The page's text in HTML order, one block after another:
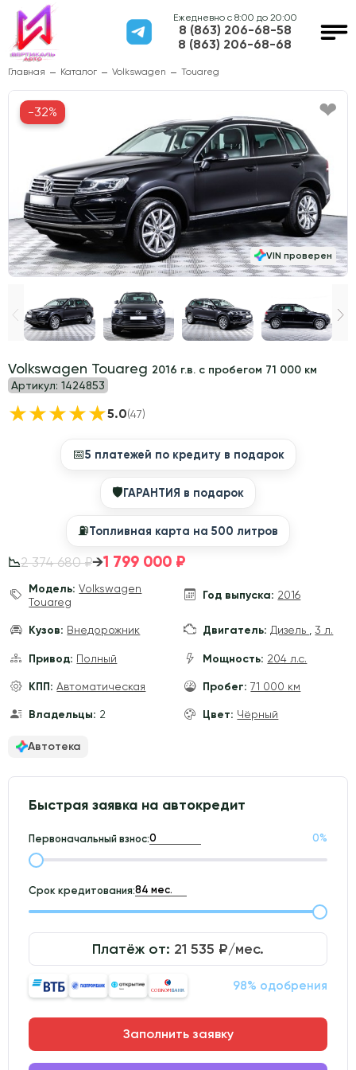
Ежедневно с 8:00 до 20:00
8 (863) 206-68-58
8 (863) 206-68-68
Главная Каталог Volkswagen Touareg
Volkswagen Touareg 2016 г.в. с пробегом 71 000 км
Артикул: 1424853
★★★★★5.0(47)
📅5 платежей по кредиту в подарок
🛡ГАРАНТИЯ в подарок
⛽️Топливная карта на 500 литров
📉2 374 680 ₽→1 799 000 ₽
Модель: Volkswagen
Touareg
Год выпуска: 2016
Кузов: Внедорожник Двигатель: Дизель ,3 л.
Привод: Полный Мощность: 204 л.с.
КПП: Автоматическая Пробег: 71 000 км
Владельцы: 2 Цвет: Чёрный
Автотека
Быстрая заявка на автокредит
Первоначальный взнос: 0%
Срок кредитования:
Платёж от: 21 535 ₽/мес.
98% одобрения
Заполнить заявку
VIN проверен
-32%